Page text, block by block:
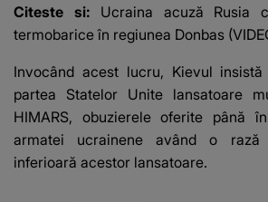
Citeste si: Ucraina acuză Rusia
termobarice în regiunea Donbas
Invocând acest lucru, Kievul
partea Statelor Unite lansatoare
HIMARS, obuzierele oferite până
armatei ucrainene având o
inferioară acestor lansatoare.